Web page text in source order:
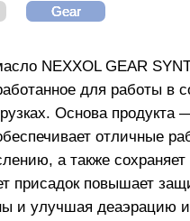
NEXXOL GEAR
для работы
Основа
отличные
а также
присадок повышает
и улучшая деаэрацию
Gear
Gear
Gear
Gear